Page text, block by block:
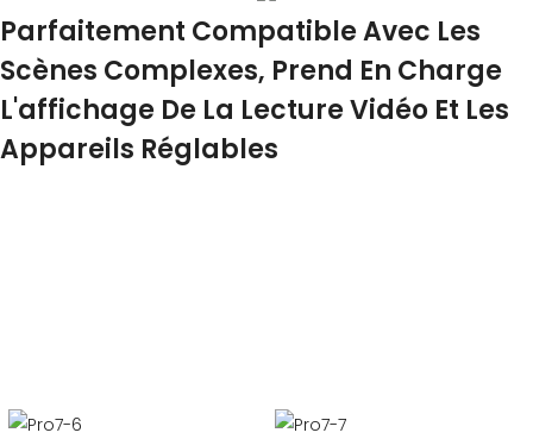
Parfaitement Compatible Avec Les
Scènes Complexes, Prend En Charge
L'affichage De La Lecture Vidéo Et Les
Appareils Réglables